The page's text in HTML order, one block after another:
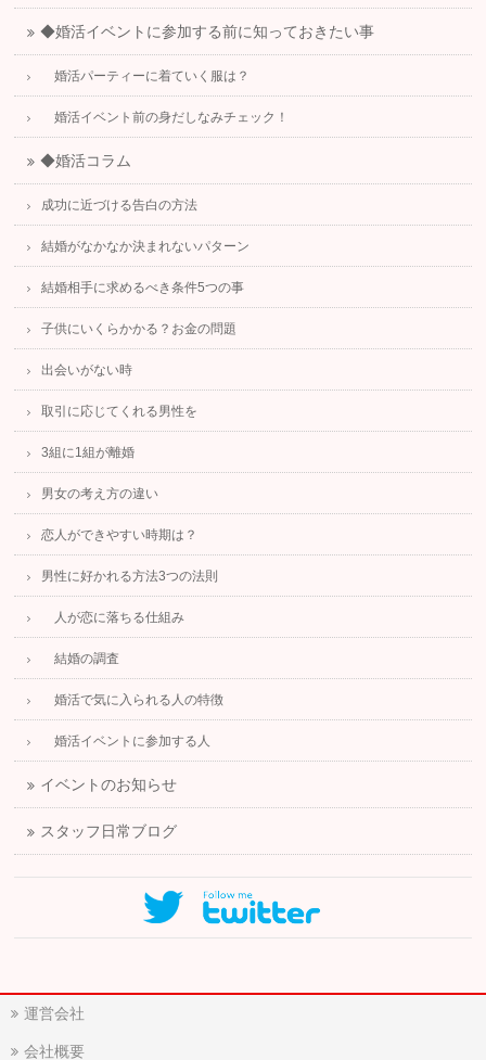
◆婚活イベントに参加する前に知っておきたい事
婚活パーティーに着ていく服は？
婚活イベント前の身だしなみチェック！
◆婚活コラム
成功に近づける告白の方法
結婚がなかなか決まれないパターン
結婚相手に求めるべき条件5つの事
子供にいくらかかる？お金の問題
出会いがない時
取引に応じてくれる男性を
3組に1組が離婚
男女の考え方の違い
恋人ができやすい時期は？
男性に好かれる方法3つの法則
人が恋に落ちる仕組み
結婚の調査
婚活で気に入られる人の特徴
婚活イベントに参加する人
イベントのお知らせ
スタッフ日常ブログ
運営会社
会社概要